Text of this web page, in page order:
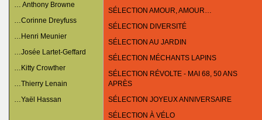
… Anthony Browne
…Corinne Dreyfuss
…Henri Meunier
…Josée Lartet-Geffard
…Kitty Crowther
…Thierry Lenain
…Yaël Hassan
SÉLECTION AMOUR, AMOUR…
SÉLECTION DIVERSITÉ
SÉLECTION AU JARDIN
SÉLECTION MÉCHANTS LAPINS
SÉLECTION RÉVOLTE - MAI 68, 50 ANS
APRÈS
SÉLECTION JOYEUX ANNIVERSAIRE
SÉLECTION À VÉLO